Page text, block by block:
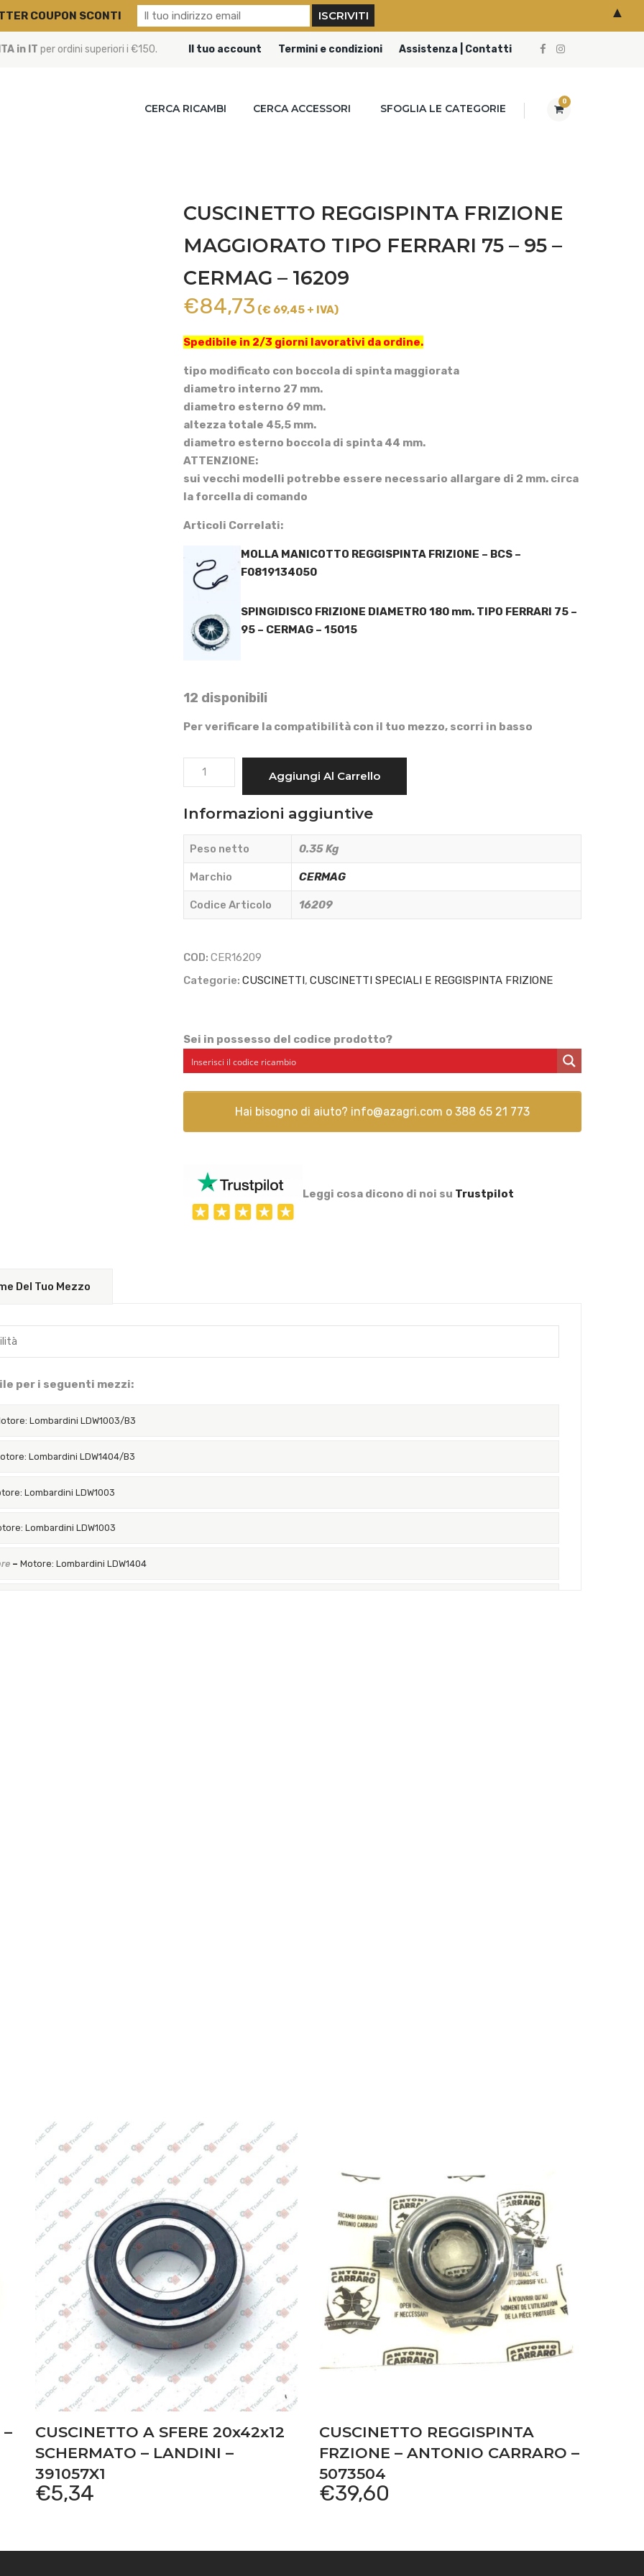
in IT per ordini superiori i €150. Il tuo account Termini e condizioni Assistenza | Contatti
0
CERCA RICAMBI CERCA ACCESSORI SFOGLIA LE CATEGORIE
CUSCINETTO REGGISPINTA FRIZIONE
MAGGIORATO TIPO FERRARI 75 – 95 –
CERMAG – 16209
€84,73 (€ 69,45 + IVA)
Spedibile in 2/3 giorni lavorativi da ordine.
tipo modificato con boccola di spinta maggiorata
diametro interno 27 mm.
diametro esterno 69 mm.
altezza totale 45,5 mm.
diametro esterno boccola di spinta 44 mm.
ATTENZIONE:
sui vecchi modelli potrebbe essere necessario allargare di 2 mm. circa
la forcella di comando
Articoli Correlati:
MOLLA MANICOTTO REGGISPINTA FRIZIONE – BCS –
F0819134050
SPINGIDISCO FRIZIONE DIAMETRO 180 mm. TIPO FERRARI 75 –
95 – CERMAG – 15015
12 disponibili
Per verificare la compatibilità con il tuo mezzo, scorri in basso
CUSCINETTO
REGGISPINTA
MAGGIORATO
TIPO
FERRARI
75
-
95
-
16209
Aggiungi Al Carrello
Informazioni aggiuntive
Peso netto 0.35 Kg
Marchio CERMAG
Codice Articolo 16209
COD: CER16209
Categorie: CUSCINETTI, CUSCINETTI SPECIALI E REGGISPINTA FRIZIONE
Sei in possesso del codice prodotto?
Hai bisogno di aiuto? info@azagri.com o 388 65 21 773
Leggi cosa dicono di noi su Trustpilot
Del Tuo Mezzo
per i seguenti mezzi:
Lombardini LDW1003/B3
Lombardini LDW1404/B3
Lombardini LDW1003
Lombardini LDW1003
– Motore: Lombardini LDW1404
Siena K6.40 RS – Trattore
–
CUSCINETTO A SFERE 20x42x12
SCHERMATO – LANDINI –
391057X1
€5,34
CUSCINETTO REGGISPINTA
FRZIONE – ANTONIO CARRARO –
5073504
€39,60
COUPON SCONTI ▲